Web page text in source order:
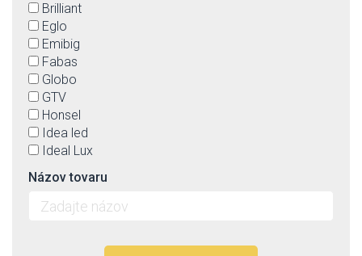
Brilliant
Eglo
Emibig
Fabas
Globo
GTV
Honsel
Idea led
Ideal Lux
Immax neo
Italux
Kaja
Názov tovaru